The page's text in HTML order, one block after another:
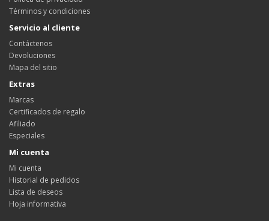
Términos y condiciones
Servicio al cliente
Contáctenos
Devoluciones
Mapa del sitio
Extras
Marcas
Certificados de regalo
Afiliado
Especiales
Mi cuenta
Mi cuenta
Historial de pedidos
Lista de deseos
Hoja informativa